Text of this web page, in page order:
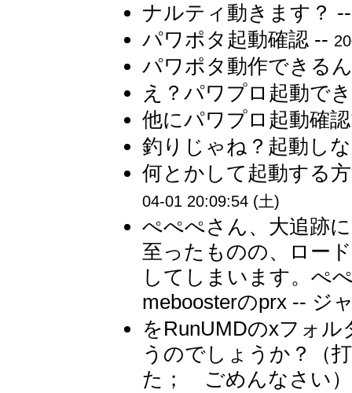
ナルティ動きます？
パワポタ起動確認 --
パワポタ動作できる
え？パワプロ起動で
他にパワプロ起動確
釣りじゃね？起動し
何とかして起動する
04-01 20:09:54 (土)
ぺぺぺさん、大追跡
至ったものの、ロー
してしまいます。ぺ
meboosterのprx -- ジ
をRunUMDのxフォ
うのでしょうか？（
た； ごめんなさい